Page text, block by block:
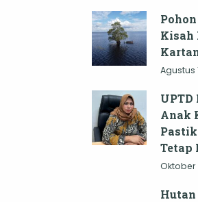
Kisah
Agustus
UPTD
Anak
Tetap
Oktober